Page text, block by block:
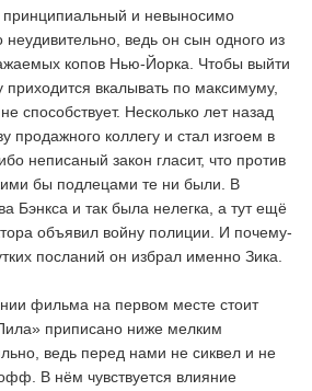
и невыносимо
ведь он сын одного из
копов Нью-Йорка. Чтобы выйти
приходится вкалывать по максимуму,
способствует. Несколько лет назад
продажного коллегу и стал изгоем в
неписаный закон гласит, что против
бы подлецами те ни были. В
Бэнкса и так была нелегка, а тут ещё
объявил войну полиции. И почему-
посланий он избрал именно Зика.
фильма на первом месте стоит
приписано ниже мелким
ведь перед нами не сиквел и не
В нём чувствуется влияние